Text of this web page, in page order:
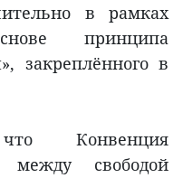
в рамках
принципа
закреплённого в
Конвенция
между свободой